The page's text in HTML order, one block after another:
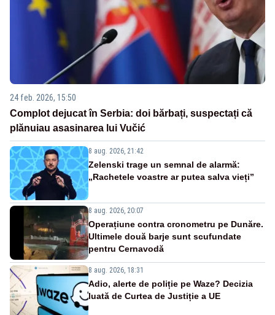
24 feb. 2026, 15:50
Complot dejucat în Serbia: doi bărbați, suspectați că
plănuiau asasinarea lui Vučić
8 aug. 2026, 21:42
Zelenski trage un semnal de alarmă:
„Rachetele voastre ar putea salva vieți”
8 aug. 2026, 20:07
Operațiune contra cronometru pe Dunăre.
Ultimele două barje sunt scufundate
pentru Cernavodă
8 aug. 2026, 18:31
Adio, alerte de poliție pe Waze? Decizia
luată de Curtea de Justiție a UE